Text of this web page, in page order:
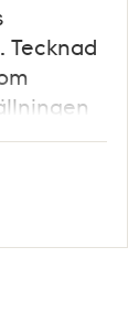
Tecknad
–
för
Satir,
7